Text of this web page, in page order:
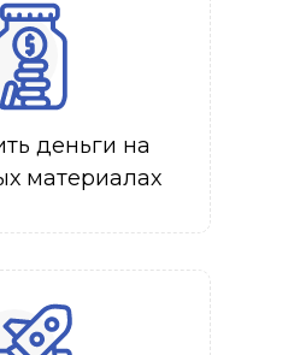
деньги на
материалах